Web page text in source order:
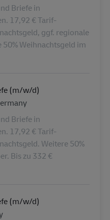
Briefe in
17,92 € Tarif-
ggf. regionale
Weihnachtsgeld im
(m/w/d)
Briefe in
17,92 € Tarif-
Weitere 50%
Bis zu 332 €
(m/w/d)